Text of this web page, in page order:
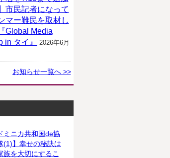
市民記者になって
マー難民を取材し
Global Media
in タイ』
2026年6月
お知らせ一覧へ >>
ミニカ共和国de協
(1)】幸せの秘訣は
族を大切にするこ